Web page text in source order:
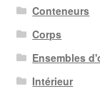
Conteneurs
Corps
Ensembles
Intérieur